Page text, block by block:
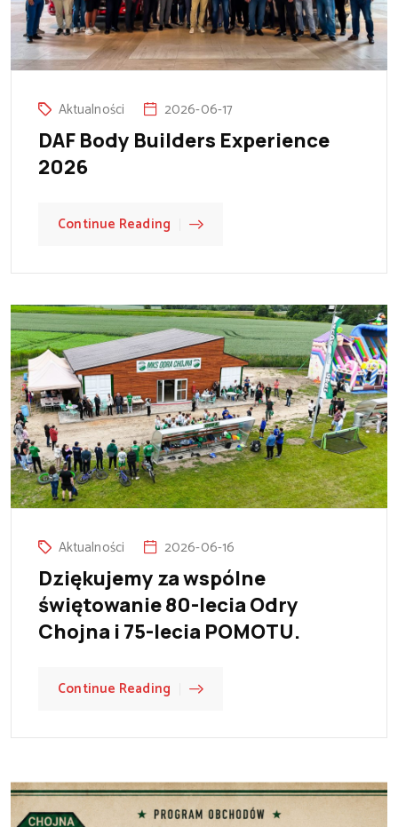
Aktualności 2026-06-17
DAF Body Builders Experience
2026
Continue Reading
Aktualności 2026-06-16
Dziękujemy za wspólne
świętowanie 80-lecia Odry
Chojna i 75-lecia POMOTU.
Continue Reading